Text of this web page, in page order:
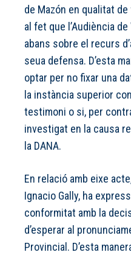
de Mazón en qualitat de
al fet que l’Audiència
abans sobre el recurs
seua defensa. D’esta
optar per no fixar una
la instància superior
testimoni o si, per
investigat en la causa
la DANA.
En relació amb eixe
Ignacio Gally, ha
conformitat amb la
d’esperar al
Provincial. D’esta